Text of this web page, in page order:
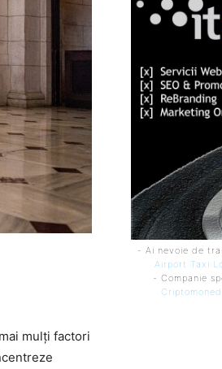
mulți factori
- Ai nevoie de
Airport Taxi
- Companie